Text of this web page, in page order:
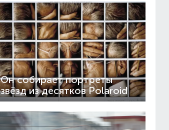
Он собирает портреты
звёзд из десятков Polaroid